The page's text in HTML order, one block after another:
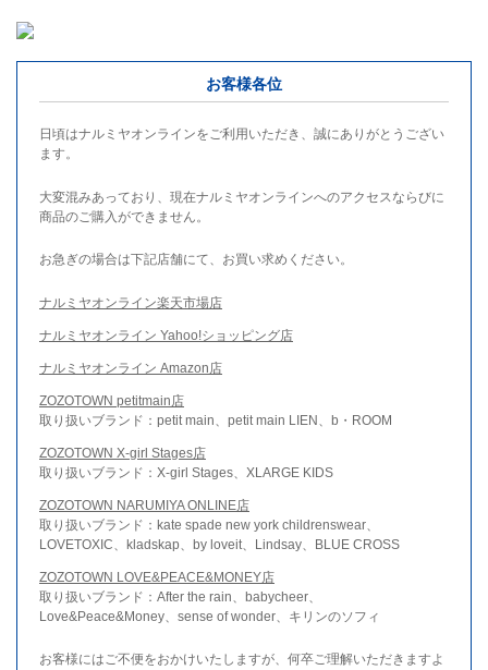
お客様各位
日頃はナルミヤオンラインをご利用いただき、誠にありがとうござい
ます。
大変混みあっており、現在ナルミヤオンラインへのアクセスならびに
商品のご購入ができません。
お急ぎの場合は下記店舗にて、お買い求めください。
ナルミヤオンライン楽天市場店
ナルミヤオンライン Yahoo!ショッピング店
ナルミヤオンライン Amazon店
ZOZOTOWN petitmain店
取り扱いブランド：petit main、petit main LIEN、b・ROOM
ZOZOTOWN X-girl Stages店
取り扱いブランド：X-girl Stages、XLARGE KIDS
ZOZOTOWN NARUMIYA ONLINE店
取り扱いブランド：kate spade new york childrenswear、
LOVETOXIC、kladskap、by loveit、Lindsay、BLUE CROSS
ZOZOTOWN LOVE&PEACE&MONEY店
取り扱いブランド：After the rain、babycheer、
Love&Peace&Money、sense of wonder、キリンのソフィ
お客様にはご不便をおかけいたしますが、何卒ご理解いただきますよ